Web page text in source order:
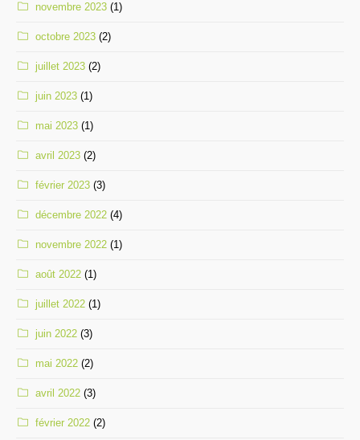
novembre 2023 (1)
octobre 2023 (2)
juillet 2023 (2)
juin 2023 (1)
mai 2023 (1)
avril 2023 (2)
février 2023 (3)
décembre 2022 (4)
novembre 2022 (1)
août 2022 (1)
juillet 2022 (1)
juin 2022 (3)
mai 2022 (2)
avril 2022 (3)
février 2022 (2)